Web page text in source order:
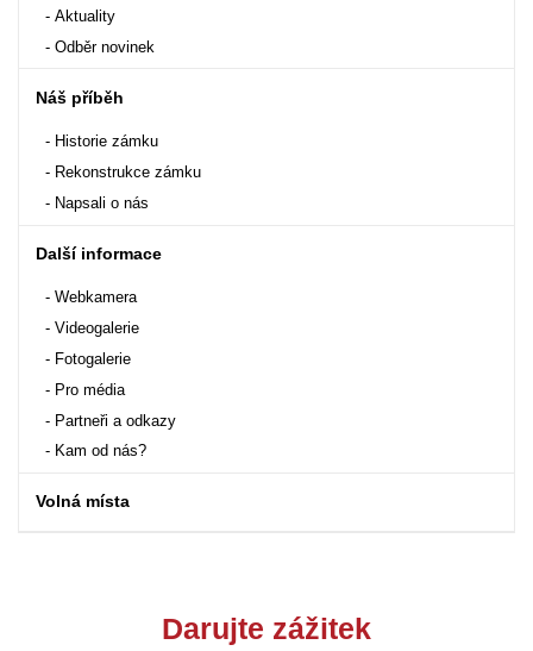
Aktuality
Odběr novinek
Náš příběh
Historie zámku
Rekonstrukce zámku
Napsali o nás
Další informace
Webkamera
Videogalerie
Fotogalerie
Pro média
Partneři a odkazy
Kam od nás?
Volná místa
Darujte zážitek